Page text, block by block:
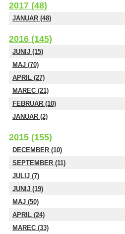
2017 (48)
JANUAR (48)
2016 (145)
JUNIJ (15)
MAJ (70)
APRIL (27)
MAREC (21)
FEBRUAR (10)
JANUAR (2)
2015 (155)
DECEMBER (10)
SEPTEMBER (11)
JULIJ (7)
JUNIJ (19)
MAJ (50)
APRIL (24)
MAREC (33)